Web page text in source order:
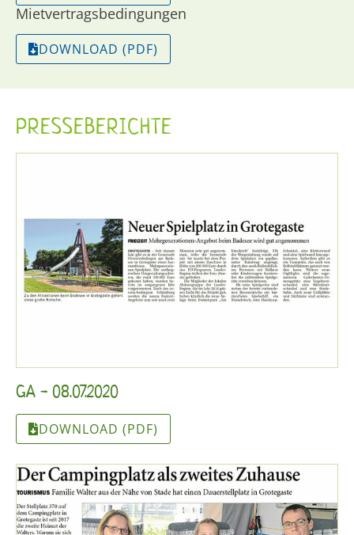
Mietvertragsbedingungen
DOWNLOAD (PDF)
PRESSEBERICHTE
GA - 08.07.2020
DOWNLOAD (PDF)